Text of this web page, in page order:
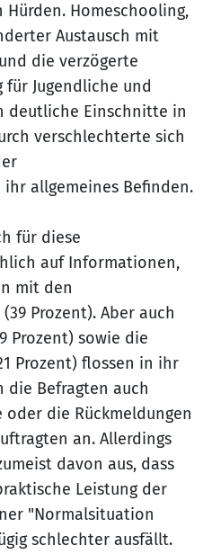
Homeschooling,
Austausch mit
die verzögerte
Jugendliche und
deutliche Einschnitte in
verschlechterte sich
allgemeines Befinden.
für diese
auf Informationen,
mit den
Prozent). Aber auch
Prozent) sowie die
Prozent) flossen in ihr
die Befragten auch
die Rückmeldungen
an. Allerdings
davon aus, dass
Leistung der
"Normalsituation
schlechter ausfällt.